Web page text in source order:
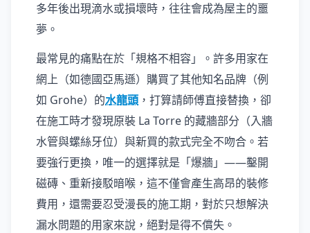
多年後出現滴水或損壞時，往往會成為屋主的噩
夢。
最常見的痛點在於「規格不相容」。許多用家在
網上（如德國亞馬遜）購買了其他知名品牌（例
如 Grohe）的水龍頭 ，打算請師傅直接替換，卻
在施工時才發現原裝 La Torre 的藏牆部分（入牆
水管與螺絲牙位）與新買的款式完全不吻合。若
要強行更換，唯一的選擇就是「爆牆」——鑿開
磁磚、重新接駁暗喉，這不僅會產生高昂的裝修
費用，還需要忍受漫長的施工期，對於只想解決
漏水問題的用家來說，絕對是得不償失。